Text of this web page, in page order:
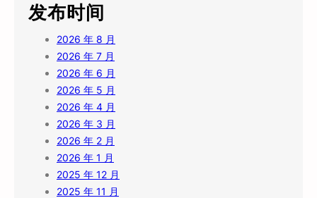
发布时间
2026 年 8 月
2026 年 7 月
2026 年 6 月
2026 年 5 月
2026 年 4 月
2026 年 3 月
2026 年 2 月
2026 年 1 月
2025 年 12 月
2025 年 11 月